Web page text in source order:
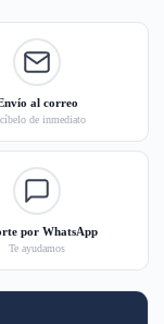
al correo
de inmediato
por WhatsApp
Te ayudamos